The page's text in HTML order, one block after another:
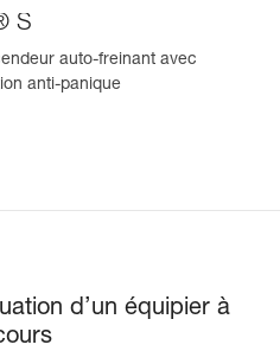
S
auto-freinant avec
anti-panique
d’un équipier à